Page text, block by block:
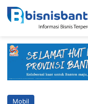
Mobil